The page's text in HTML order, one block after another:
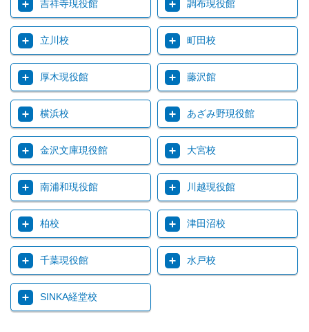
吉祥寺現役館 調布現役館
立川校 町田校
厚木現役館 藤沢館
横浜校 あざみ野現役館
金沢文庫現役館 大宮校
南浦和現役館 川越現役館
柏校 津田沼校
千葉現役館 水戸校
SINKA経堂校